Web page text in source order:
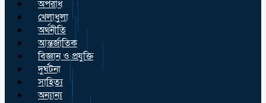
অপরাধ
খেলাধুলা
অর্থনীতি
আন্তর্জাতিক
বিজ্ঞান ও প্রযুক্তি
দুর্ঘটনা
সাহিত্য
অন্যান্য